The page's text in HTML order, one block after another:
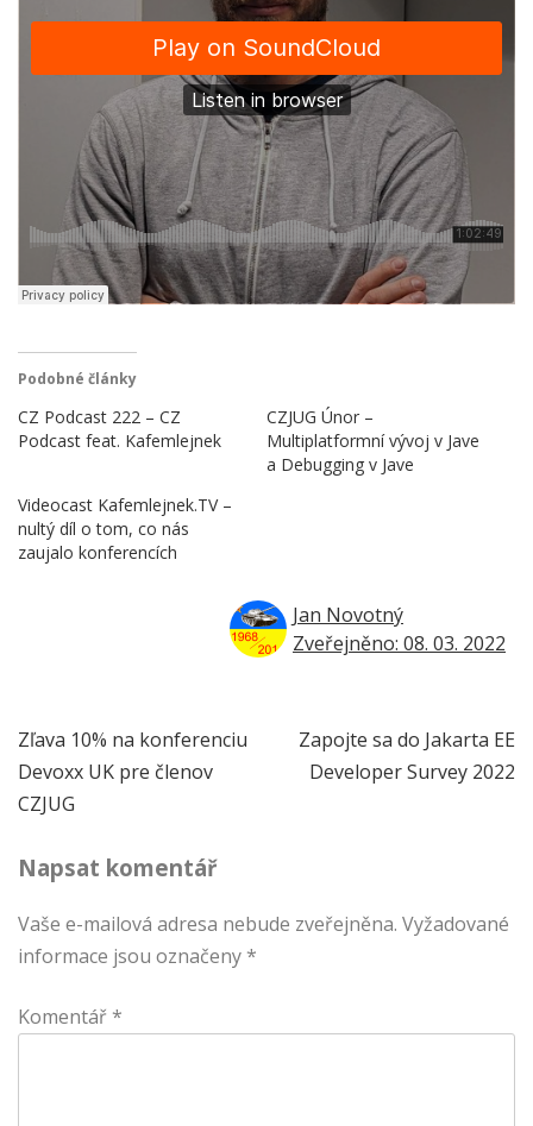
Podobné články
CZ Podcast 222 – CZ
Podcast feat. Kafemlejnek
CZJUG Únor –
Multiplatformní vývoj v Jave
a Debugging v Jave
Videocast Kafemlejnek.TV –
nultý díl o tom, co nás
zaujalo konferencích
Jan Novotný
Zveřejněno: 08. 03. 2022
Navigace
pro
Zľava 10% na konferenciu
Devoxx UK pre členov
CZJUG
Zapojte sa do Jakarta EE
Developer Survey 2022
Napsat komentář
Vaše e-mailová adresa nebude zveřejněna. Vyžadované
informace jsou označeny *
Komentář *